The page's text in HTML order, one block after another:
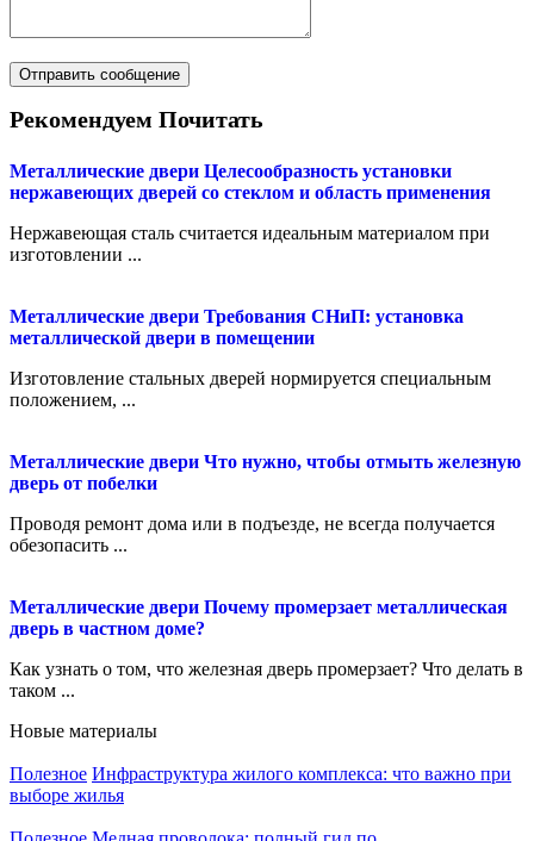
Рекомендуем Почитать
Металлические двери Целесообразность установки
нержавеющих дверей со стеклом и область применения
Нержавеющая сталь считается идеальным материалом при
изготовлении ...
Металлические двери Требования СНиП: установка
металлической двери в помещении
Изготовление стальных дверей нормируется специальным
положением, ...
Металлические двери Что нужно, чтобы отмыть железную
дверь от побелки
Проводя ремонт дома или в подъезде, не всегда получается
обезопасить ...
Металлические двери Почему промерзает металлическая
дверь в частном доме?
Как узнать о том, что железная дверь промерзает? Что делать в
таком ...
Новые материалы
Полезное Инфраструктура жилого комплекса: что важно при
выборе жилья